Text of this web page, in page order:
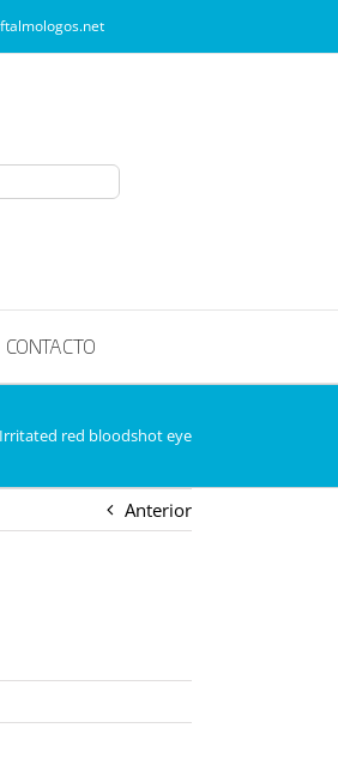
CONTACTO
Irritated red bloodshot eye
Anterior